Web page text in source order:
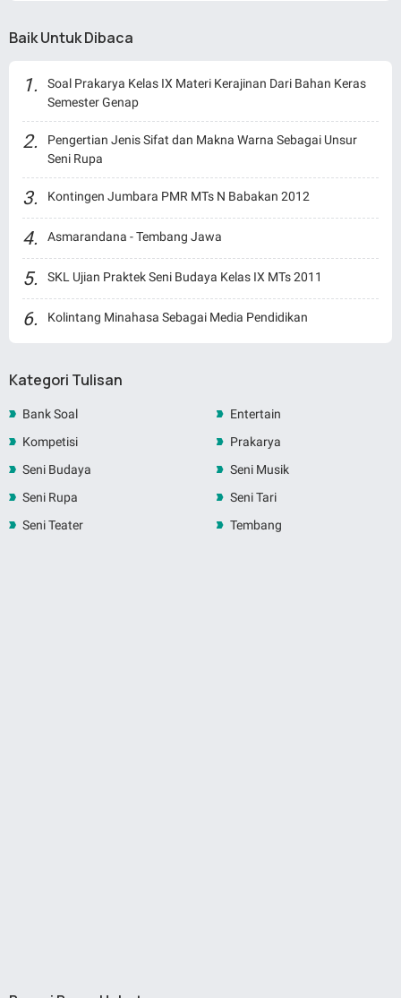
Baik Untuk Dibaca
Soal Prakarya Kelas IX Materi Kerajinan Dari Bahan Keras
Semester Genap
Pengertian Jenis Sifat dan Makna Warna Sebagai Unsur
Seni Rupa
Kontingen Jumbara PMR MTs N Babakan 2012
Asmarandana - Tembang Jawa
SKL Ujian Praktek Seni Budaya Kelas IX MTs 2011
Kolintang Minahasa Sebagai Media Pendidikan
Kategori Tulisan
Bank Soal
Entertain
Kompetisi
Prakarya
Seni Budaya
Seni Musik
Seni Rupa
Seni Tari
Seni Teater
Tembang